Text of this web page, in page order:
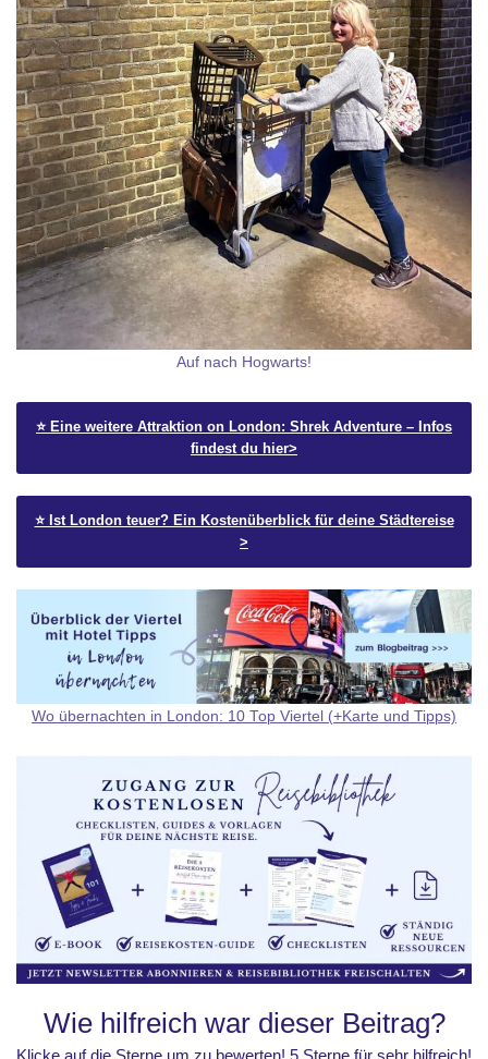
Auf nach Hogwarts!
⭐️ Eine weitere Attraktion on London: Shrek Adventure – Infos
findest du hier>
⭐️ Ist London teuer? Ein Kostenüberblick für deine Städtereise
>
Wo übernachten in London: 10 Top Viertel (+Karte und Tipps)
Wie hilfreich war dieser Beitrag?